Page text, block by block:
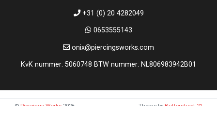
+31 (0) 20 4282049
0653555143
onix@piercingsworks.com
KvK nummer: 5060748 BTW nummer: NL806983942B01
© Piercings Works 2026 Theme by Butterstreet 21